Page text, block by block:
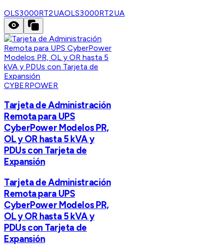
OLS3000RT2UAOLS3000RT2UA
CYBERPOWER
Tarjeta de Administración
Remota para UPS
CyberPower Modelos PR,
OL y OR hasta 5 kVA y
PDUs con Tarjeta de
Expansión
Tarjeta de Administración
Remota para UPS
CyberPower Modelos PR,
OL y OR hasta 5 kVA y
PDUs con Tarjeta de
Expansión